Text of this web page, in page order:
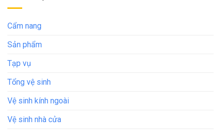
Cẩm nang
Sản phẩm
Tạp vụ
Tổng vệ sinh
Vệ sinh kính ngoài
Vệ sinh nhà cửa